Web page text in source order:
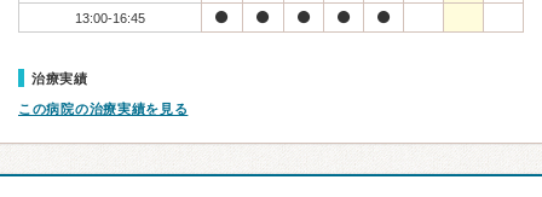
13:00-16:45
治療実績
この病院の治療実績を見る